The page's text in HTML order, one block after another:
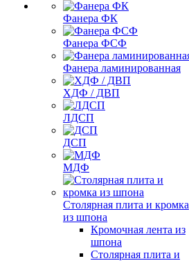
Фанера ФК
Фанера ФСФ
Фанера ламинированная
ХДФ / ДВП
ЛДСП
ДСП
МДФ
Столярная плита и кромка
из шпона
Кромочная лента из
шпона
Столярная плита и